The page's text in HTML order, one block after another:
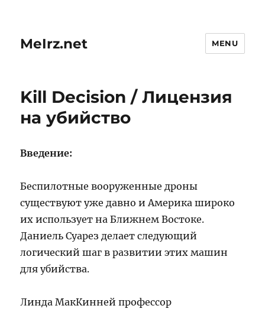
MeIrz.net MENU
Kill Decision / Лицензия
на убийство
Введение:
Беспилотные вооруженные дроны
существуют уже давно и Америка широко
их использует на Ближнем Востоке.
Даниель Суарез делает следующий
логический шаг в развитии этих машин
для убийства.
Линда МакКинней профессор